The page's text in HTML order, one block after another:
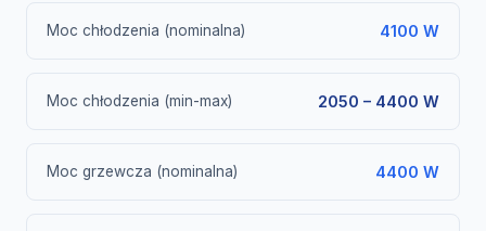
Moc chłodzenia (nominalna) 4100 W
Moc chłodzenia (min-max) 2050 – 4400 W
Moc grzewcza (nominalna) 4400 W